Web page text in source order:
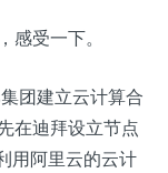
感受一下。
团建立云计算合
在迪拜设立节点
用阿里云的云计